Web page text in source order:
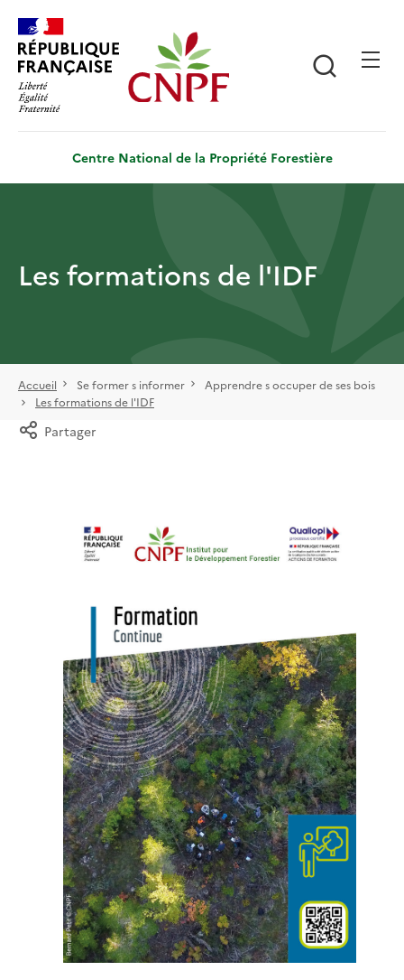
contenu
principal
Centre National de la Propriété Forestière
Les formations de l'IDF
Accueil Se former s informer
Apprendre s occuper de ses bois
Les formations de l'IDF
Partager